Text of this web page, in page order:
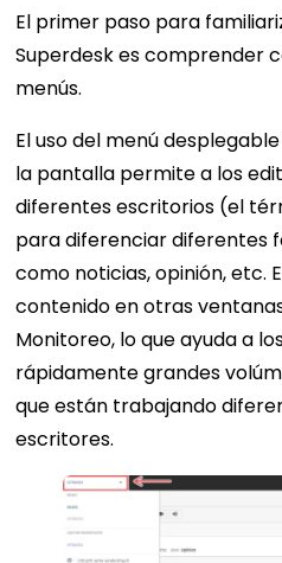
El primer paso para
Superdesk es comprender
menús.
El uso del menú
la pantalla permite a los
diferentes escritorios (el
para diferenciar diferentes
como noticias, opinión, etc.
contenido en otras
Monitoreo, lo que ayuda a
rápidamente grandes
que están trabajando
escritores.